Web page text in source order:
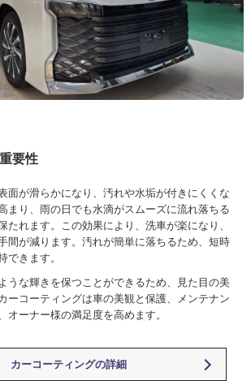
要性
面が滑らかになり、汚れや水垢が付きにくくな
まり、雨の日でも水滴がスムーズに流れ落ちる
たれます。この効果により、洗車が楽になり、
間が減ります。汚れが簡単に落ちるため、短時
できます。
うな輝きを保つことができるため、見た目の美
ーコーティングは車の美観と保護、メンテナン
オーナー様の満足度を高めます。
カーコーティングの詳細